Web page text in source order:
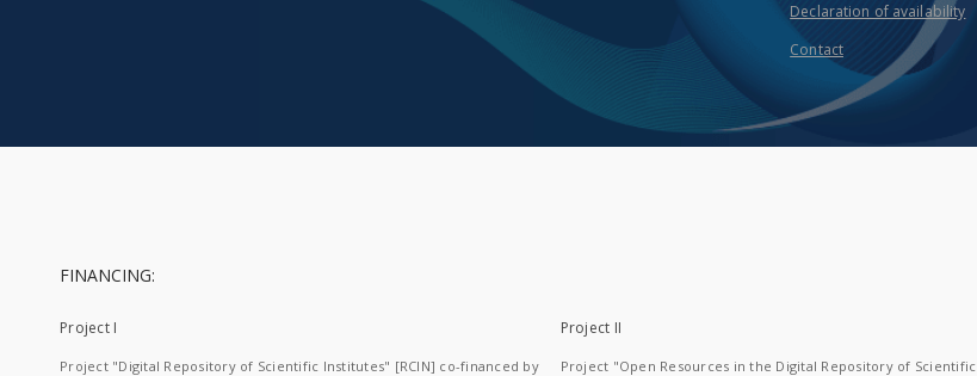
Declaration of availability
Contact
FINANCING:
Project I
Project "Digital Repository of Scientific Institutes" [RCIN] co-financed by
Project II
Project "Open Resources in the Digital Repository of Scientific